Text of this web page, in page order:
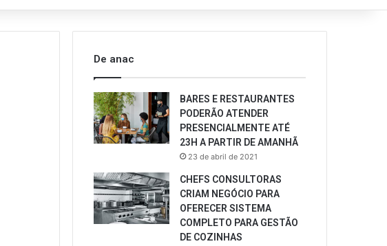
De anac
BARES E RESTAURANTES
PODERÃO ATENDER
PRESENCIALMENTE ATÉ
23H A PARTIR DE AMANHÃ
23 de abril de 2021
CHEFS CONSULTORAS
CRIAM NEGÓCIO PARA
OFERECER SISTEMA
COMPLETO PARA GESTÃO
DE COZINHAS